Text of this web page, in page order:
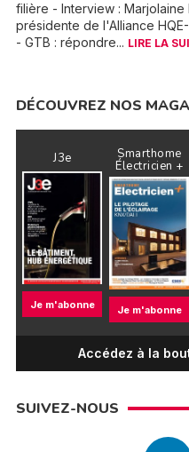
filière - Interview :
présidente de l'Alliance
- GTB : répondre... LIRE LA
DÉCOUVREZ NOS
J3e
Je m'abonne
Smarthome
Électricien +
Je m'abonne
Accédez à la
SUIVEZ-NOUS